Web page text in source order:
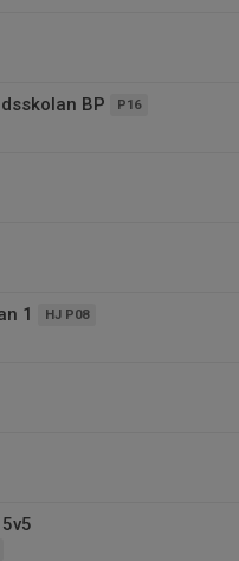
BP P16
1 HJ P08